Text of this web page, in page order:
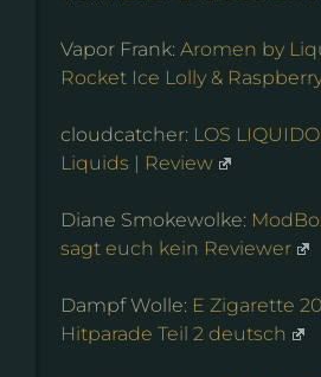
Vapor Frank: Aromen by
Rocket Ice Lolly &
cloudcatcher: LOS
Liquids | Review
Diane Smokewolke:
sagt euch kein Reviewer
Dampf Wolle: E Zigarette
Hitparade Teil 2 deutsch